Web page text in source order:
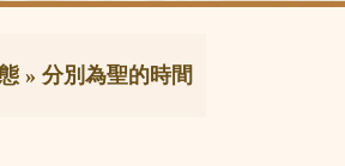
»分別為聖的時間